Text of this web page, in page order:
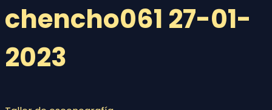
chencho061 27-01-
2023